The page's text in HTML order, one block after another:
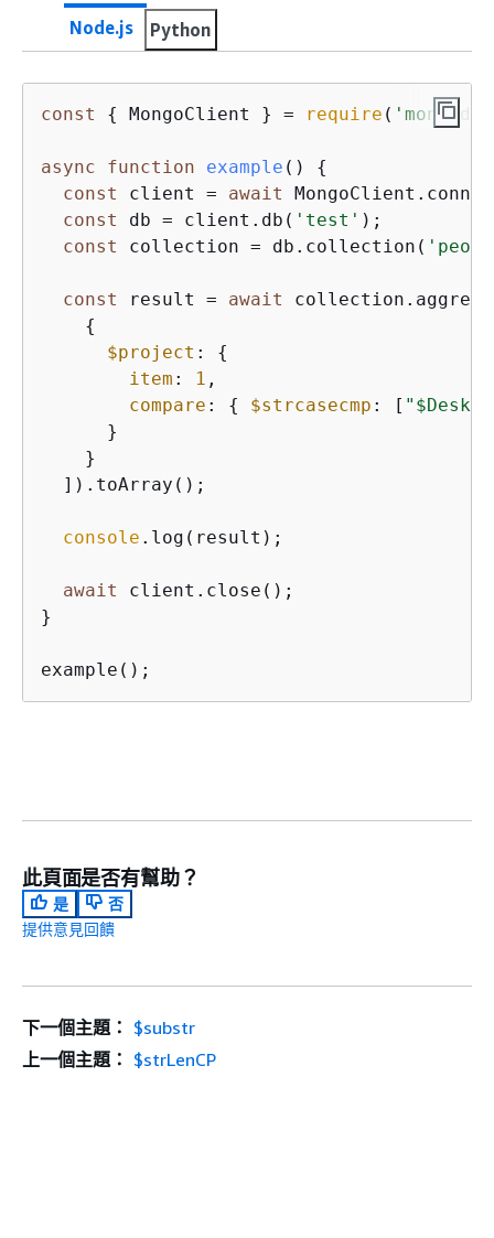
Node.js Python
const { MongoClient } = require ( 'mongodb'
async function example ( ) {
const
client = await
const
db = client.db( 'test' );
const
collection = db.collection(
const result = await
{
$project : {
item : 1 ,
compare : { $strcasecmp : [ "$Desk"
      }
    }
  ]).toArray();
console .log(result);
await
client.close();
}
example();
此頁面是否有幫助？
是
否
提供意見回饋
下一個主題： $substr
上一個主題： $strLenCP